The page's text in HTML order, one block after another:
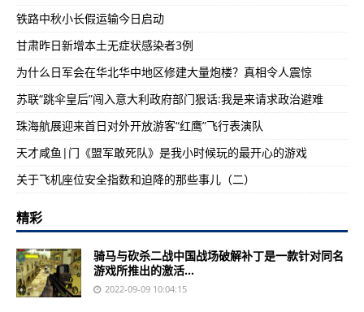
铁路中秋小长假运输今日启动
甘肃昨日新增本土无症状感染者3例
为什么日军会在华北华中地区修建大量炮楼？真相令人震惊
苏联“跳伞皇后”闯入意大利政府部门狠话:我是来请求政治避难
珠海航展迎来首日对外开放游客“红鹰”飞行表演队
天才咸鱼|门《盟军敢死队》是我小时候玩的最开心的游戏
关于飞机座位安全指数和迫降的那些事儿（二）
精彩
骑马与砍杀二战中国战场破解补丁是一款针对同名
游戏所推出的激活...
2022-09-09 10:04:15